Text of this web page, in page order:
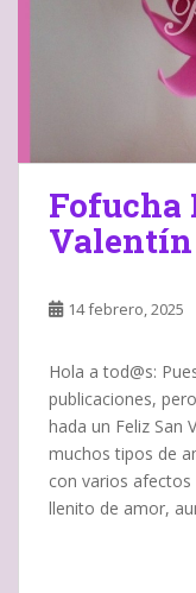
Fofucha
Valentín
14 febrero, 2025
Hola a tod@s:
publicaciones,
hada un Feliz San
muchos tipos de
con varios
llenito de amor,